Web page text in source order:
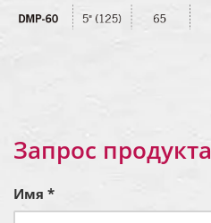
Запрос продукта
Имя *